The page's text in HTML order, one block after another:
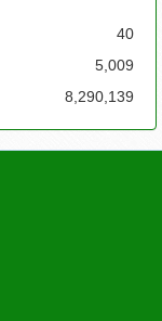
40
5,009
8,290,139